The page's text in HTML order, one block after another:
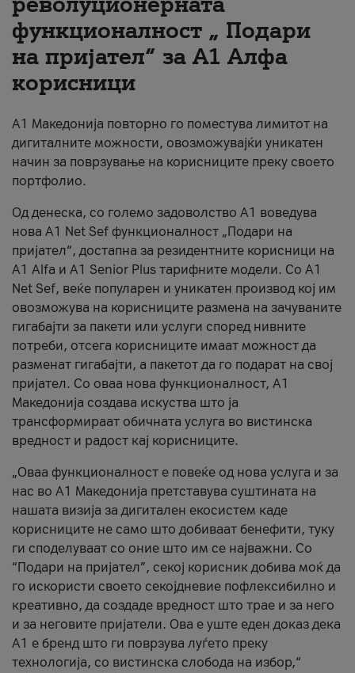
За нас
#ПодобарОнлајн
функционалност „ Подари
на пријател“ за А1 Алфа
корисници
А1 Македонија повторно го поместува лимитот на
дигиталните можности, овозможувајќи уникатен
начин за поврзување на корисниците преку своето
портфолио.
Од денеска, со големо задоволство А1 воведува
нова A1 Net Sef функционалност „Подари на
пријател“, достапна за резидентните корисници на
А1 Alfa и A1 Senior Plus тарифните модели. Со A1
Net Sef, веќе популарен и уникатен производ кој им
овозможува на корисниците размена на зачуваните
гигабајти за пакети или услуги според нивните
потреби, отсега корисниците имаат можност да
разменат гигабајти, а пакетот да го подарат на свој
пријател. Со оваа нова функционалност, А1
Македонија создава искуства што ја
трансформираат обичната услуга во вистинска
вредност и радост кај корисниците.
„Оваа функционалност е повеќе од нова услуга и за
нас во А1 Македонија претставува суштината на
нашата визија за дигитален екосистем каде
корисниците не само што добиваат бенефити, туку
ги споделуваат со оние што им се најважни. Со
“Подари на пријател”, секој корисник добива моќ да
го искористи своето секојдневие пофлексибилно и
креативно, да создаде вредност што трае и за него
и за неговите пријатели. Ова е уште еден доказ дека
А1 е бренд што ги поврзува луѓето преку
технологија, со вистинска слобода на избор,“